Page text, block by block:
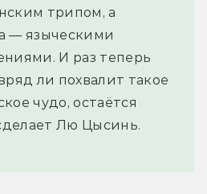
трипом, а
— языческими
И раз теперь
ли похвалит такое
чудо, остаётся
Лю Цысинь.